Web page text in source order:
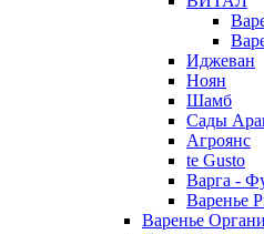
Иджеван
Ноян
Шамб
Сады
Агроянс
te Gusto
Варга -
Варенье
Варенье